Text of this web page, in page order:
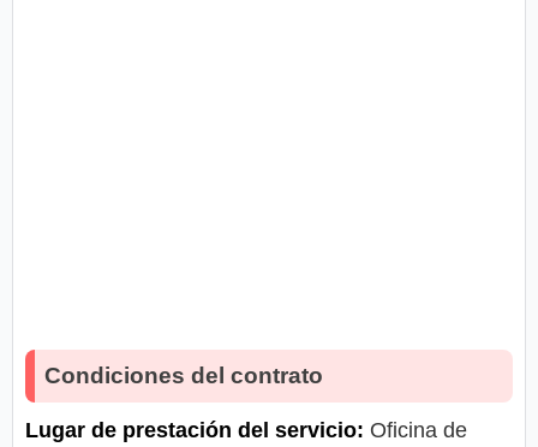
Condiciones del contrato
Lugar de prestación del servicio: Oficina de